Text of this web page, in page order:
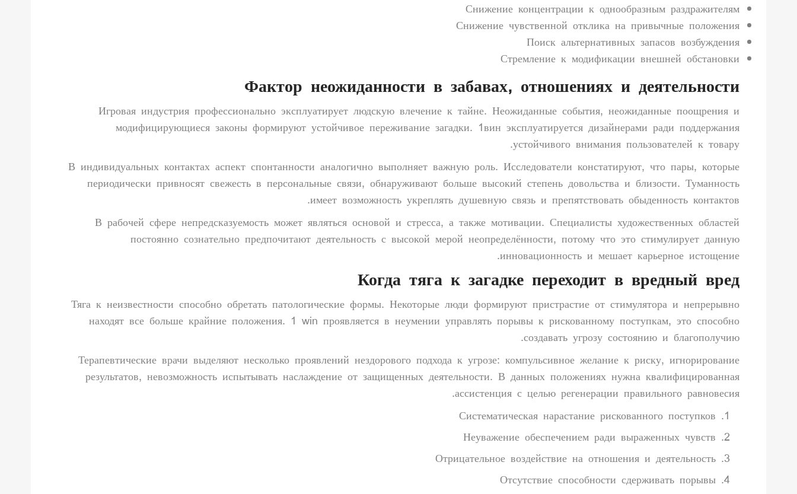
Снижение концентрации к однообразным раздражителям
Снижение чувственной отклика на привычные положения
Поиск альтернативных запасов возбуждения
Стремление к модификации внешней обстановки
Фактор неожиданности в забавах, отношениях и деятельности
Игровая индустрия профессионально эксплуатирует людскую влечение к тайне. Неожиданные события, неожиданные поощрения и
модифицирующиеся законы формируют устойчивое переживание загадки. 1вин эксплуатируется дизайнерами ради поддержания
устойчивого внимания пользователей к товару.
В индивидуальных контактах аспект спонтанности аналогично выполняет важную роль. Исследователи констатируют, что пары, которые
периодически привносят свежесть в персональные связи, обнаруживают больше высокий степень довольства и близости. Туманность
имеет возможность укреплять душевную связь и препятствовать обыденность контактов.
В рабочей сфере непредсказуемость может являться основой и стресса, а также мотивации. Специалисты художественных областей
постоянно сознательно предпочитают деятельность с высокой мерой неопределённости, потому что это стимулирует данную
инновационность и мешает карьерное истощение.
Когда тяга к загадке переходит в вредный вред
Тяга к неизвестности способно обретать патологические формы. Некоторые люди формируют пристрастие от стимулятора и непрерывно
находят все больше крайние положения. 1 win проявляется в неумении управлять порывы к рискованному поступкам, это способно
создавать угрозу состоянию и благополучию.
Терапевтические врачи выделяют несколько проявлений нездорового подхода к угрозе: компульсивное желание к риску, игнорирование
результатов, невозможность испытывать наслаждение от защищенных деятельности. В данных положениях нужна квалифицированная
ассистенция с целью регенерации правильного равновесия.
Систематическая нарастание рискованного поступков
Неуважение обеспечением ради выраженных чувств
Отрицательное воздействие на отношения и деятельность
Отсутствие способности сдерживать порывы